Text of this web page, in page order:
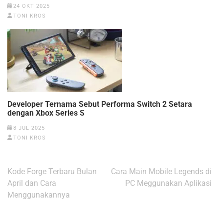
24 OKT 2025
TONI KROS
Developer Ternama Sebut Performa Switch 2 Setara
dengan Xbox Series S
8 JUL 2025
TONI KROS
Navigasi
pos
Kode Forge Terbaru Bulan
April dan Cara
Menggunakannya
Cara Main Mobile Legends di
PC Meggunakan Aplikasi